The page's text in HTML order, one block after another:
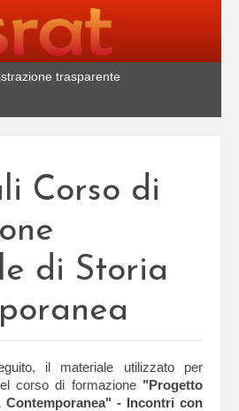
trasparente
Corso di
di Storia
il materiale utilizzato per
corso di formazione "Progetto
Contemporanea" - Incontri con